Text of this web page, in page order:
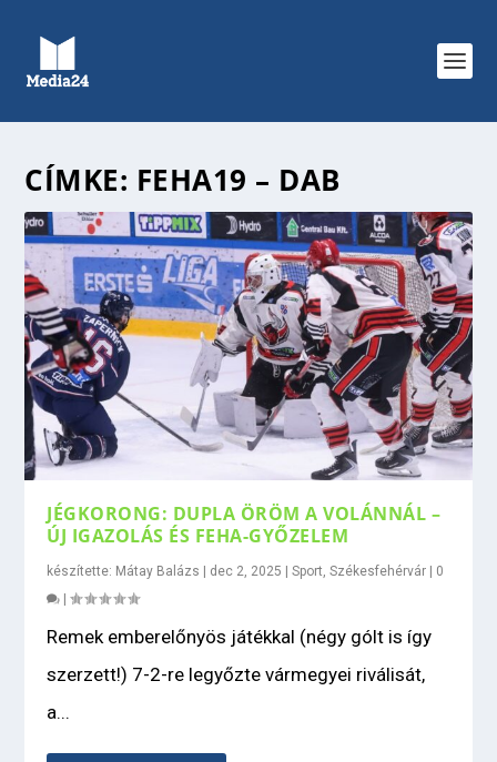
CÍMKE: FEHA19 – DAB
JÉGKORONG: DUPLA ÖRÖM A VOLÁNNÁL –
ÚJ IGAZOLÁS ÉS FEHA-GYŐZELEM
készítette: Mátay Balázs | dec 2, 2025 |Sport ,Székesfehérvár | 0
|
Remek emberelőnyös játékkal (négy gólt is így
szerzett!) 7-2-re legyőzte vármegyei riválisát,
a...